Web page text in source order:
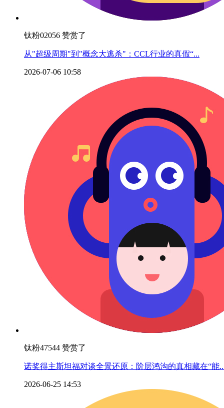
钛粉02056 赞赏了
从"超级周期"到"概念大逃杀"：CCL行业的真假“...
2026-07-06 10:58
钛粉47544 赞赏了
诺奖得主斯坦福对谈全景还原：阶层鸿沟的真相藏在“能
2026-06-25 14:53